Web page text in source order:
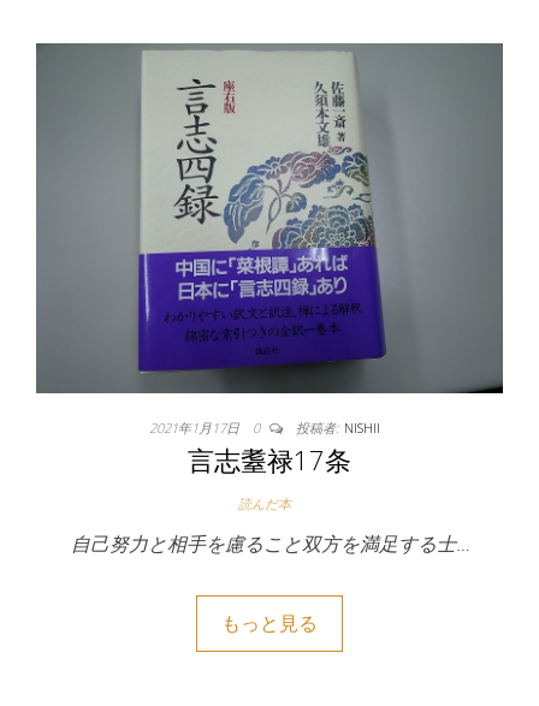
2021年1月17日 0 投稿者: NISHII
言志耋禄17条
読んだ本
自己努力と相手を慮ること双方を満足する士…
もっと見る